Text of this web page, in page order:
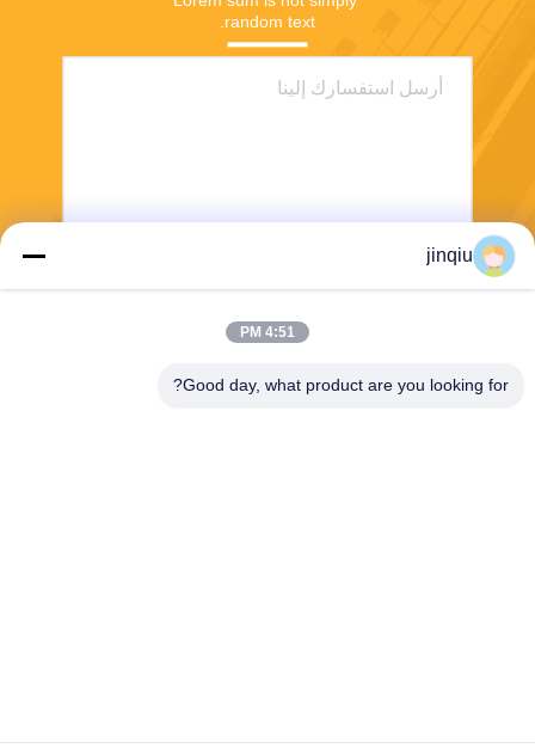
random text.
ارسل
jinqiu
4:51 PM
Good day, what product are you looking for?